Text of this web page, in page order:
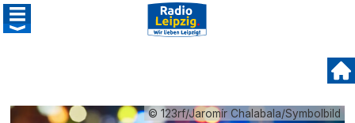
© 123rf/Jaromír Chalabala/Symbolbild